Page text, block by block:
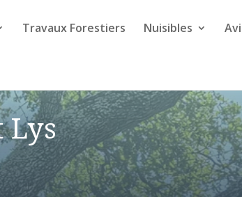
Travaux Forestiers Nuisibles
Lys